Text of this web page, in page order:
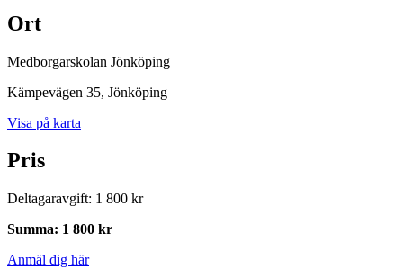
Ort
Medborgarskolan Jönköping
Kämpevägen 35, Jönköping
Visa på karta
Pris
Deltagaravgift: 1 800 kr
Summa: 1 800 kr
Anmäl dig här